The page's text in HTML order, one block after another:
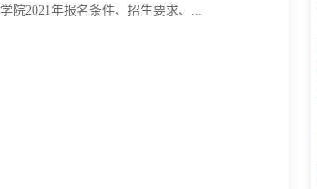
院2021年报名条件、招生要求、...